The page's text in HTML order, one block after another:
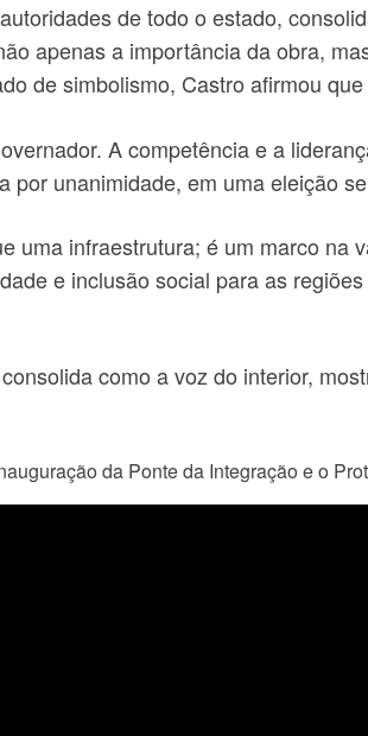
de todo o estado,
apenas a importância da obra,
de simbolismo, Castro afirmou
A competência e a
por unanimidade, em uma eleição
uma infraestrutura; é um marco
e inclusão social para as
como a voz do interior,